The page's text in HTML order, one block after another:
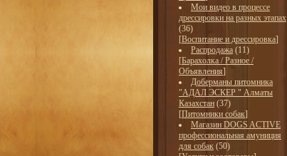
Мои видео в процессе
дрессировки на разных этапах
(36)
[Воспитание и дрессировка]
Распродажа (11)
[Барахолка / Разное /
Объявления]
Доберманы питомника
"АДАЛ ЭСКЕР " Алматы
Казахстан (37)
[Питомники собак]
Магазин DOGS ACTIVE
профессиональная амуниция
для собак (50)